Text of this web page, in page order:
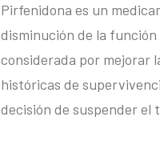
Pirfenidona es un
disminución de la
considerada por mejorar
históricas de
decisión de suspender el